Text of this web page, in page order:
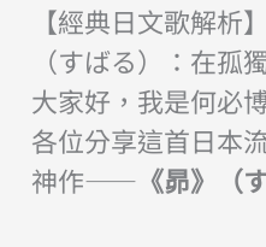
【經典日文歌解
（すばる）：在孤
大家好，我是何必
各位分享這首日本
神作—— 《昴》（